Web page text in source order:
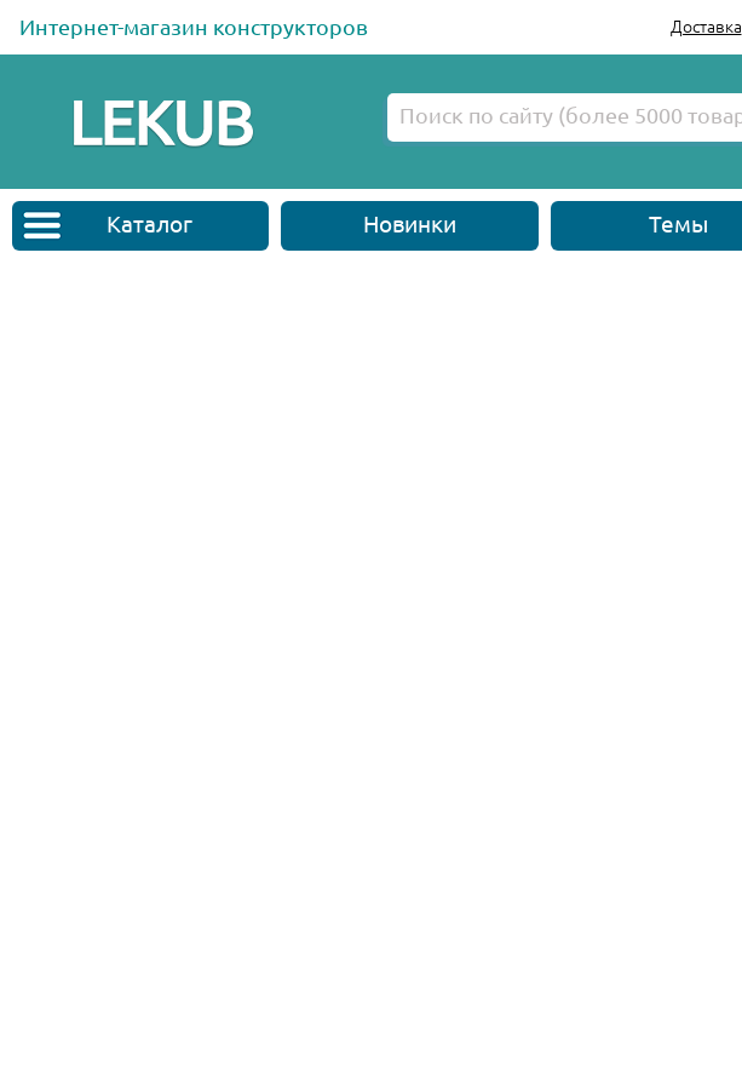
Интернет-магазин конструкторов Доставка
Каталог Новинки Темы